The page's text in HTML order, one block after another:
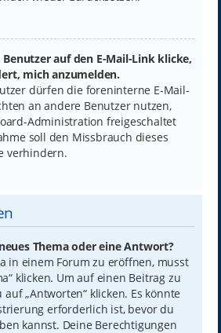
auf den E-Mail-Link klicke,
mich anzumelden.
dürfen die foreninterne E-Mail-
an andere Benutzer nutzen,
Administration freigeschaltet
soll den Missbrauch dieses
verhindern.
Thema oder eine Antwort?
in einem Forum zu eröffnen, musst
klicken. Um auf einen Beitrag zu
„Antworten“ klicken. Es könnte
erforderlich ist, bevor du
kannst. Deine Berechtigungen